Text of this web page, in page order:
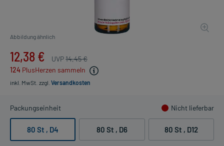
Abbildung ähnlich
12,38 € UVP14,45 €
124 PlusHerzen sammeln
inkl. MwSt. zzgl. Versandkosten
Packungseinheit Nicht lieferbar
80 St , D4 80 St , D6 80 St , D12